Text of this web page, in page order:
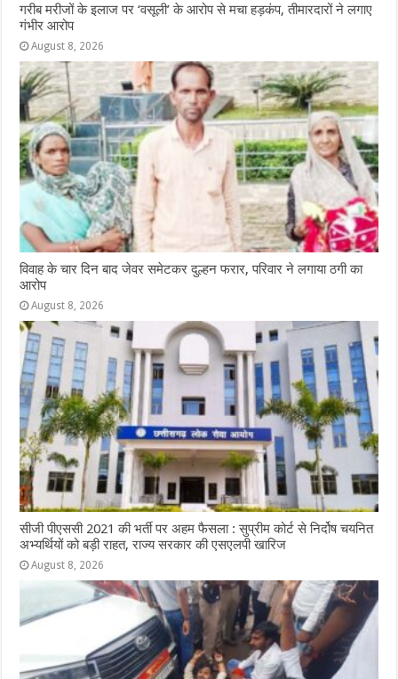
गरीब मरीजों के इलाज पर ‘वसूली’ के आरोप से मचा हड़कंप, तीमारदारों ने लगाए
गंभीर आरोप
August 8, 2026
विवाह के चार दिन बाद जेवर समेटकर दुल्हन फरार, परिवार ने लगाया ठगी का
आरोप
August 8, 2026
सीजी पीएससी 2021 की भर्ती पर अहम फैसला : सुप्रीम कोर्ट से निर्दोष चयनित
अभ्यर्थियों को बड़ी राहत, राज्य सरकार की एसएलपी खारिज
August 8, 2026